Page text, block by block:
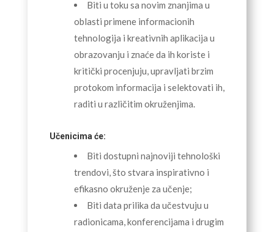
Biti u toku sa novim znanjima u
oblasti primene informacionih
tehnologija i kreativnih aplikacija u
obrazovanju i znaće da ih koriste i
kritički procenjuju, upravljati brzim
protokom informacija i selektovati ih,
raditi u različitim okruženjima.
Učenicima će:
Biti dostupni najnoviji tehnološki
trendovi, što stvara inspirativno i
efikasno okruženje za učenje;
Biti data prilika da učestvuju u
radionicama, konferencijama i drugim